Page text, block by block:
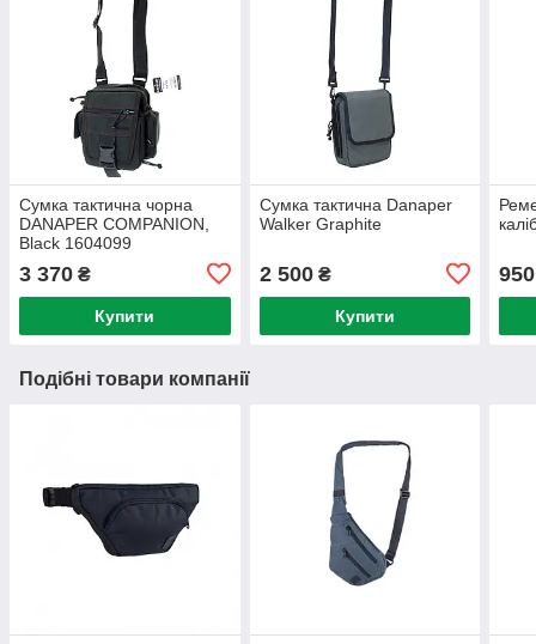
Сумка тактична чорна
DANAPER COMPANION,
Black 1604099
3 370 ₴
Купити
Сумка тактична Danaper
Walker Graphite
2 500₴
Купити
950
Подібні товари компанії